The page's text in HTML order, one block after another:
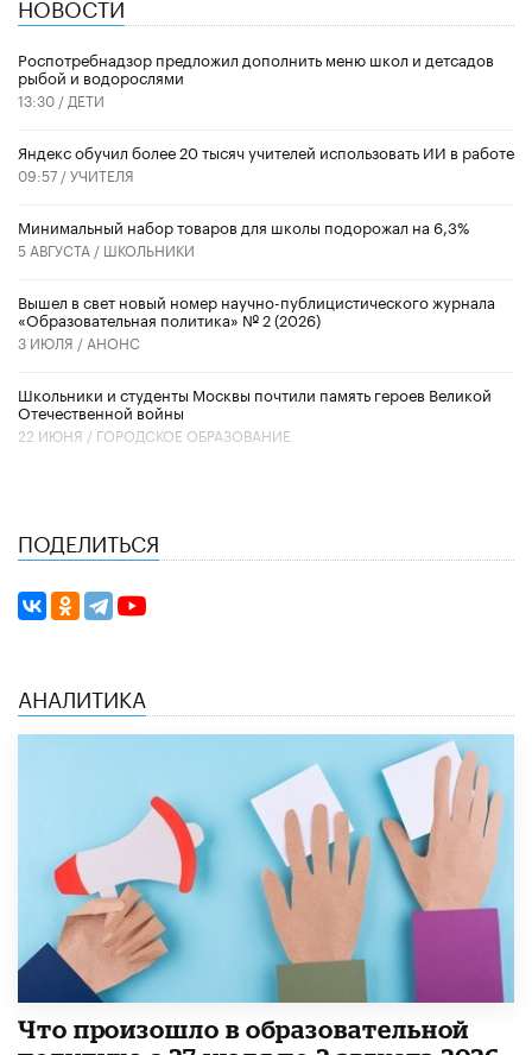
Роспотребнадзор предложил дополнить меню школ и детсадов
рыбой и водорослями
13:30 / ДЕТИ
​Яндекс обучил более 20 тысяч учителей использовать ИИ в работе
09:57 /УЧИТЕЛЯ
Минимальный набор товаров для школы подорожал на 6,3%
5 АВГУСТА / ШКОЛЬНИКИ
Вышел в свет новый номер научно-публицистического журнала
«Образовательная политика» № 2 (2026)
3 ИЮЛЯ / АНОНС
Школьники и студенты Москвы почтили память героев Великой
Отечественной войны
22 ИЮНЯ / ГОРОДСКОЕ ОБРАЗОВАНИЕ
ПОДЕЛИТЬСЯ
АНАЛИТИКА
​Что произошло в образовательной